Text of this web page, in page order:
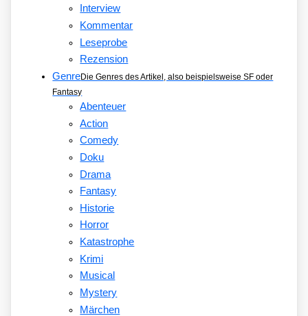
Interview
Kommentar
Leseprobe
Rezension
GenreDie Genres des Artikel, also beispielsweise SF oder
Fantasy
Abenteuer
Action
Comedy
Doku
Drama
Fantasy
Historie
Horror
Katastrophe
Krimi
Musical
Mystery
Märchen